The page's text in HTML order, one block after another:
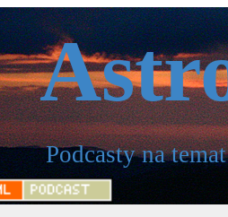
Podcasty na